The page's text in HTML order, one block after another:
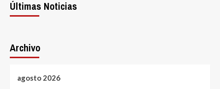
Últimas Noticias
Archivo
agosto 2026